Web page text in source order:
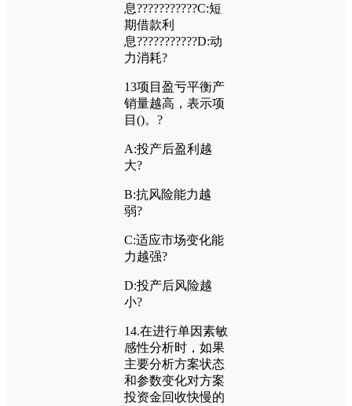
息???????????C:短
期借款利
息???????????D:动
力消耗?
13项目盈亏平衡产
销量越高，表示项
目 ()。?
A:投产后盈利越
大?
B:抗风险能力越
弱?
C:适应市场变化能
力越强?
D:投产后风险越
小?
14.在进行单因素敏
感性分析时，如果
主要分析方案状态
和参数变化对方案
投资金回收快慢的